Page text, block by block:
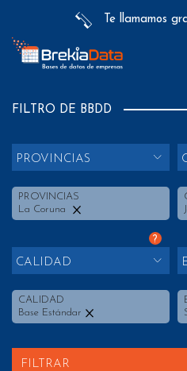
Te llamamos
FILTRO DE BBDD
PROVINCIAS
PROVINCIAS
La Coruna
?
CALIDAD
CALIDAD
Base Estándar
FILTRAR